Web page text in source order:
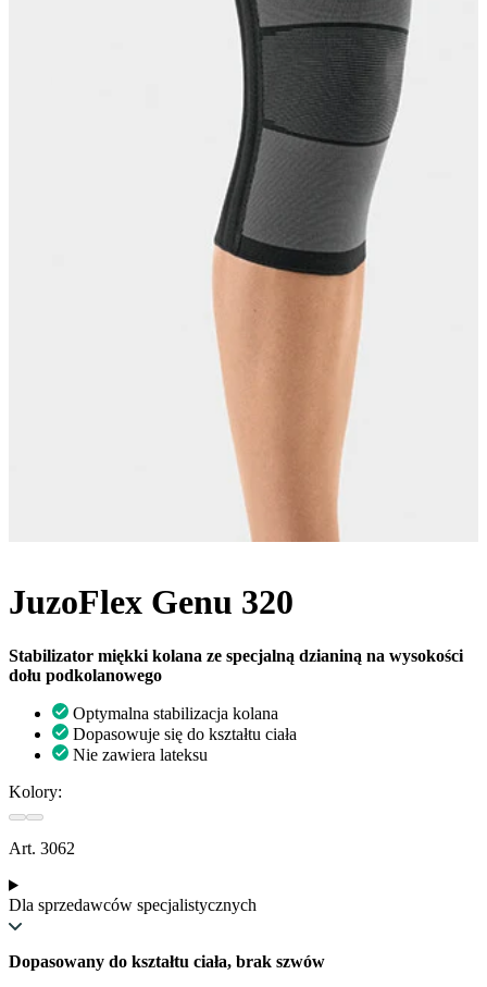
JuzoFlex Genu 320
Stabilizator miękki kolana ze specjalną dzianiną na wysokości
dołu podkolanowego
Optymalna stabilizacja kolana
Dopasowuje się do kształtu ciała
Nie zawiera lateksu
Kolory:
Art. 3062
Dla sprzedawców specjalistycznych
Dopasowany do kształtu ciała, brak szwów